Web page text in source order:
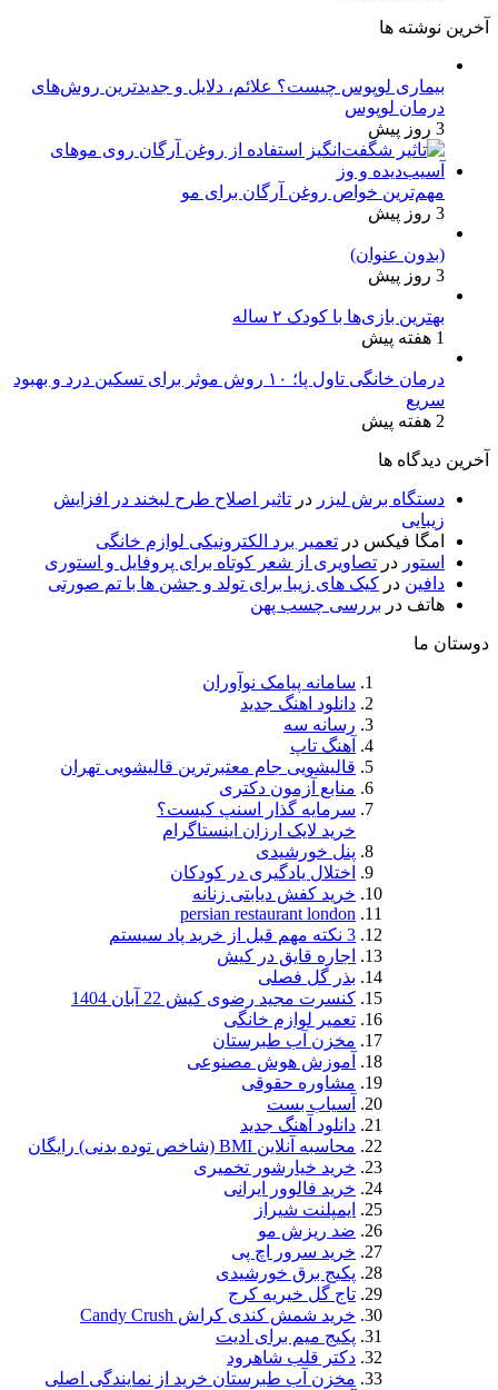
آخرین نوشته ها
بیماری لوپوس چیست؟ علائم، دلایل و جدیدترین روش‌های
درمان لوپوس
3 روز پیش
مهم‌ترین خواص روغن آرگان برای مو
3 روز پیش
(بدون عنوان)
3 روز پیش
بهترین بازی‌ها با کودک ۲ ساله
1 هفته پیش
درمان خانگی تاول پا؛ ۱۰ روش موثر برای تسکین درد و بهبود
سریع
2 هفته پیش
آخرین دیدگاه ها
دستگاه برش لیزر در تاثیر اصلاح طرح لبخند در افزایش
زیبایی
امگا فیکس در تعمیر برد الکترونیکی لوازم خانگی
استور در تصاویری از شعر کوتاه برای پروفایل و استوری
دافین در کیک های زیبا برای تولد و جشن ها با تم صورتی
هاتف در بررسی چسب پهن
دوستان ما
سامانه پیامک نوآوران
دانلود اهنگ جدید
رسانه سه
آهنگ تاپ
قالیشویی جام معتبرترین قالیشویی تهران
منابع آزمون دکتری
سرمایه گذار اسنپ کیست؟
خرید لایک ارزان اینستاگرام
پنل خورشیدی
اختلال یادگیری در کودکان
خرید کفش دیابتی زنانه
persian restaurant london
3 نکته مهم قبل از خرید پاد سیستم
اجاره قایق در کیش
بذر گل فصلی
کنسرت مجید رضوی کیش 22 آبان 1404
تعمیر لوازم خانگی
مخزن آب طبرستان
آموزش هوش مصنوعی
مشاوره حقوقی
آسیاب بست
دانلود آهنگ جدید
محاسبه آنلاین BMI (شاخص توده بدنی) رایگان
خرید خیارشور تخمیری
خرید فالوور ایرانی
ایمپلنت شیراز
ضد ریزش مو
خرید سرور اچ پی
پکیج برق خورشیدی
تاج گل خیریه کرج
خرید شمش کندی کراش Candy Crush
پکیج میم برای ادیت
دکتر قلب شاهرود
مخزن آب طبرستان خرید از نمایندگی اصلی